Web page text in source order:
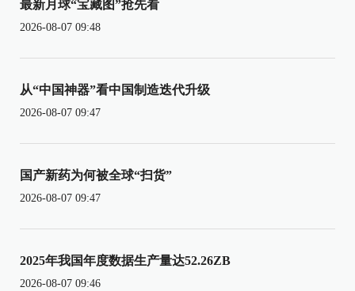
最新月球“宝藏图”抢先看
2026-08-07 09:48
从“中国神器”看中国制造迭代升级
2026-08-07 09:47
国产新药为何被全球“扫货”
2026-08-07 09:47
2025年我国年度数据生产量达52.26ZB
2026-08-07 09:46